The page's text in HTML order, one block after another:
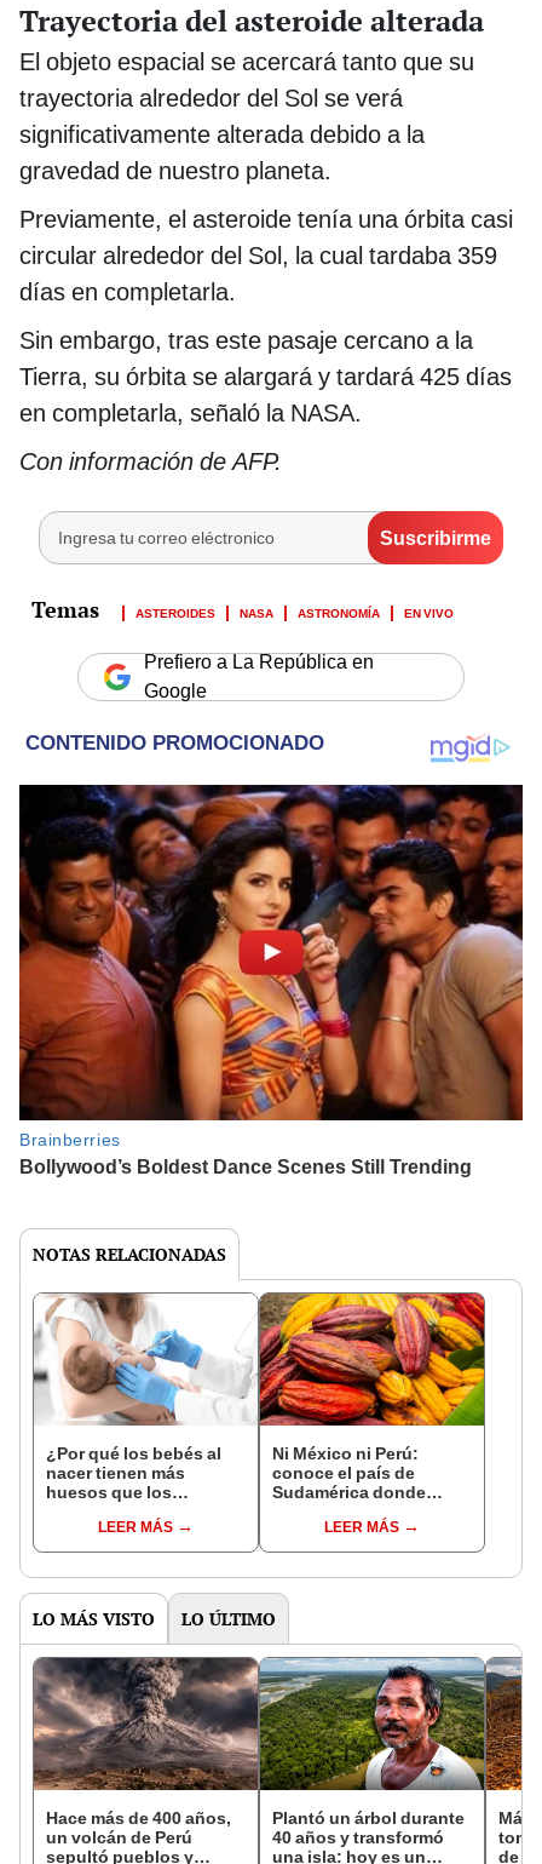
Trayectoria del asteroide alterada
El objeto espacial se acercará tanto que su
trayectoria alrededor del Sol se verá
significativamente alterada debido a la
gravedad de nuestro planeta.
Previamente, el asteroide tenía una órbita casi
circular alrededor del Sol, la cual tardaba 359
días en completarla.
Sin embargo, tras este pasaje cercano a la
Tierra, su órbita se alargará y tardará 425 días
en completarla, señaló la NASA.
Con información de AFP.
ASTEROIDES NASA ASTRONOMÍA EN VIVO
Prefiero a La República en
Google
NOTAS RELACIONADAS
¿Por qué los bebés al
nacer tienen más
huesos que los
LEER MÁS
Ni México ni Perú:
conoce el país de
Sudamérica donde
estudioLEER MÁS
LO MÁS VISTO LO ÚLTIMO
Hace más de 400 años,
un volcán de Perú
sepultó pueblos y
Plantó un árbol durante
40 años y transformó
una isla: hoy es un
Más
de